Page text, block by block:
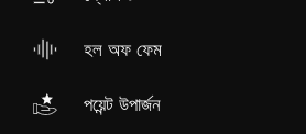
হল অফ ফেম
পয়েন্ট উপার্জন